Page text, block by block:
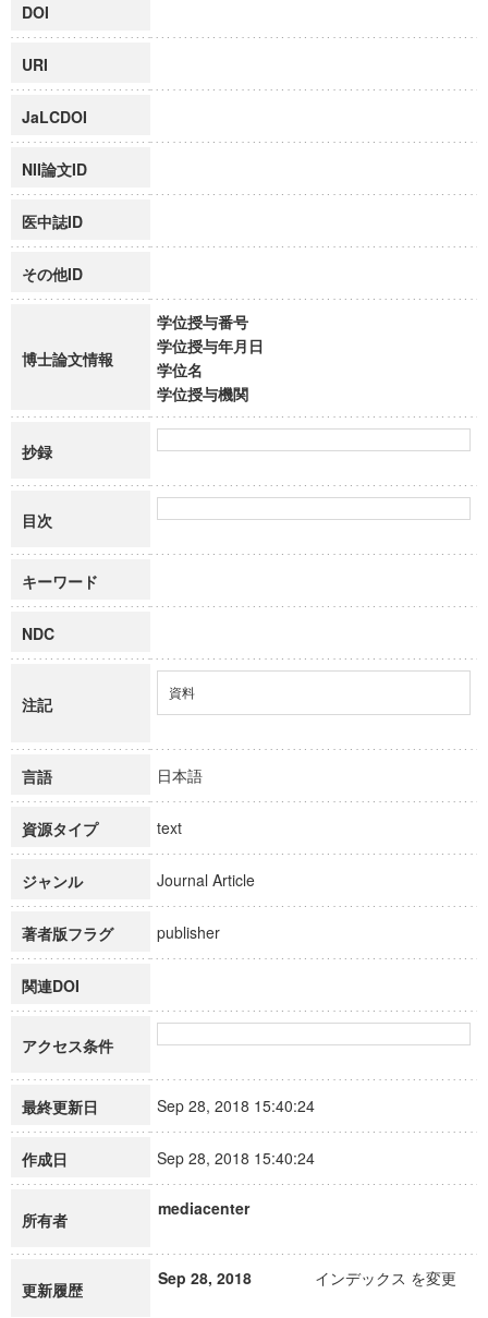
DOI
URI
JaLCDOI
NII論文ID
医中誌ID
その他ID
博士論文情報
学位授与番号
学位授与年月日
学位名
学位授与機関
抄録
目次
キーワード
NDC
注記
資料
言語 日本語
資源タイプ text
ジャンル Journal Article
著者版フラグ publisher
関連DOI
アクセス条件
最終更新日 Sep 28, 2018 15:40:24
作成日 Sep 28, 2018 15:40:24
所有者
mediacenter
更新履歴
Sep 28, 2018 インデックス を変更